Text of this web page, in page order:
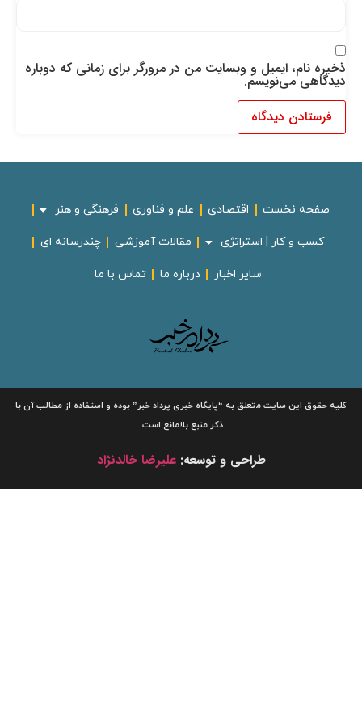
ذخیره نام، ایمیل و وبسایت من در مرورگر برای زمانی که دوباره
دیدگاهی می‌نویسم.
صفحه نخست اقتصادی علم و فناوری فرهنگی و هنر
کسب و کار | استراتژی مقالات آموزشی چندرسانه ای
سایر اخبار درباره ما تماس با ما
کلیه حقوق این سایت متعلق به“پایگاه خبریپرداد خبر”بوده و استفاده از مطالب آن با
ذکر منبع بلامانع است.
طراحی و توسعه:علیرضا خالدنژاد